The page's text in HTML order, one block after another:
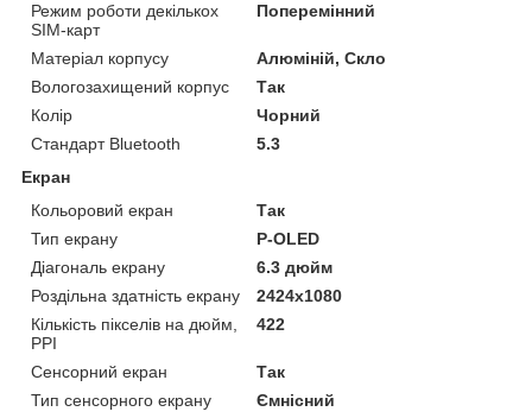
Режим роботи декількох
SIM-карт
Поперемінний
Матеріал корпусу
Алюміній, Скло
Вологозахищений корпус
Так
Колір
Чорний
Стандарт Bluetooth
5.3
Екран
Кольоровий екран
Так
Тип екрану
P-OLED
Діагональ екрану
6.3 дюйм
Роздільна здатність екрану
2424x1080
Кількість пікселів на дюйм,
PPI
422
Сенсорний екран
Так
Тип сенсорного екрану
Ємнісний